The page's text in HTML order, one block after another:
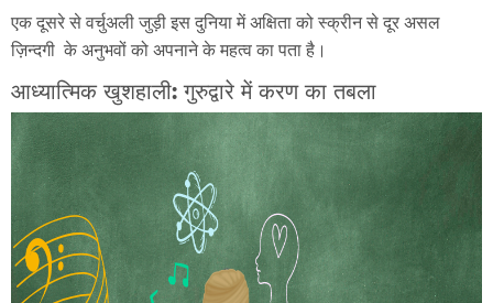
एक दूसरे से वर्चुअली जुड़ी इस दुनिया में अक्षिता को स्क्रीन से दूर असल
ज़िन्दगी के अनुभवों को अपनाने के महत्व का पता है।
आध्यात्मिक खुशहाली: गुरुद्वारे में करण का तबला